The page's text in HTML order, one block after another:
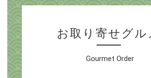
お取り寄せグル
Gourmet Order